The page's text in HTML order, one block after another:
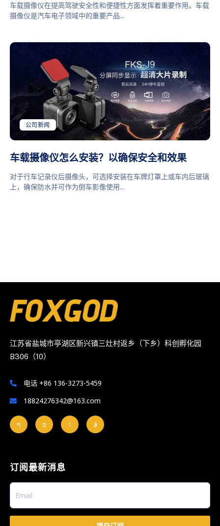
车载摄像仪在提高驾驶安全性和便捷性方面发挥着重要作用。车载
摄像仪是汽车电子领域中的重要产品...
公司新闻
车载摄像仪怎么安装？以确保安全和效果
对于行车记录仪后摄像头，可选择安装在车牌灯罩上或车内后玻璃
上，确保防水并可作为倒车影像使用...
江苏省盐城市亭湖区新兴镇三灶村返乡（下乡）科创孵化园
B306（10）
电话 +86 136-3273-5459
18824276342@163.com
订阅最新消息